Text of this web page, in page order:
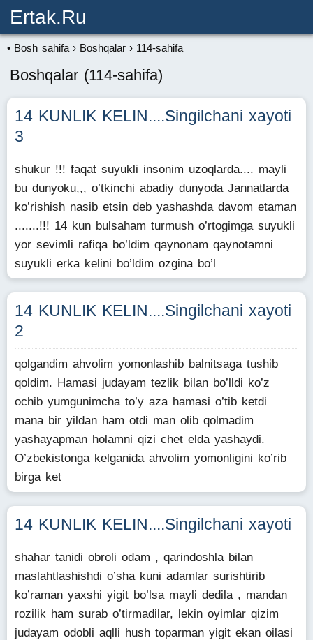
Ertak.ru
Bosh sahifa Boshqalar 114-sahifa
Boshqalar (114-sahifa)
14 KUNLIK KELIN....Singilchani xayoti
3
shukur !!! faqat suyukli insonim uzoqlarda.... mayli
bu dunyoku,,, o’tkinchi abadiy dunyoda Jannatlarda
ko’rishish nasib etsin deb yashashda davom etaman
.......!!! 14 kun bulsaham turmush o’rtogimga suyukli
yor sevimli rafiqa bo’ldim qaynonam qaynotamni
suyukli erka kelini bo’ldim ozgina bo’l
14 KUNLIK KELIN....Singilchani xayoti
2
qolgandim ahvolim yomonlashib balnitsaga tushib
qoldim. Hamasi judayam tezlik bilan bo’lldi ko’z
ochib yumgunimcha to’y aza hamasi o’tib ketdi
mana bir yildan ham otdi man olib qolmadim
yashayapman holamni qizi chet elda yashaydi.
O’zbekistonga kelganida ahvolim yomonligini ko’rib
birga ket
14 KUNLIK KELIN....Singilchani xayoti
shahar tanidi obroli odam , qarindoshla bilan
maslahtlashishdi o’sha kuni adamlar surishtirib
ko’raman yaxshi yigit bo’lsa mayli dedila , mandan
rozilik ham surab o’tirmadilar, lekin oyimlar qizim
judayam odobli aqlli hush toparman yigit ekan oilasi